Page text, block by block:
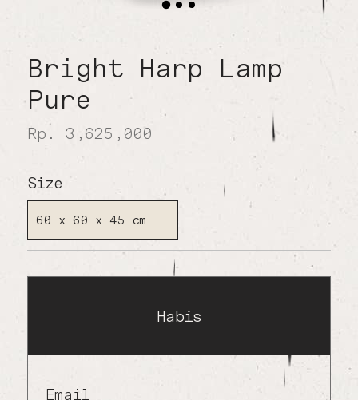
Bright Harp Lamp
Pure
Rp. 3,625,000
Size
60 x 60 x 45 cm
Habis
Email